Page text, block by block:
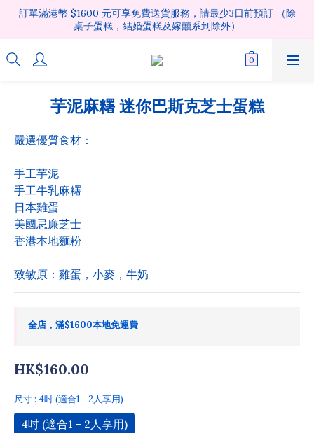
訂單滿港幣 $1600 元可享免費送貨服務，請最少3日前預訂 （除
桌子蛋糕，結婚蛋糕及嫁囍系到除外）
芋泥麻糬 迷你巴斯克芝士蛋糕
嚴選優質食材：
手工芋泥
手工牛乳麻糬
日本雞蛋
美國忌廉芝士
香港本地麵粉
致敏原：雞蛋，小麥，牛奶
全店，滿$1600本地免運費
HK$160.00
尺寸: 4吋 (適合1 - 2人享用)
4吋 (適合1 - 2人享用)